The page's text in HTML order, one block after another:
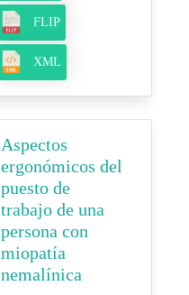
FLIP
XML
Aspectos
ergonómicos del
puesto de
trabajo de una
persona con
miopatía
nemalínica